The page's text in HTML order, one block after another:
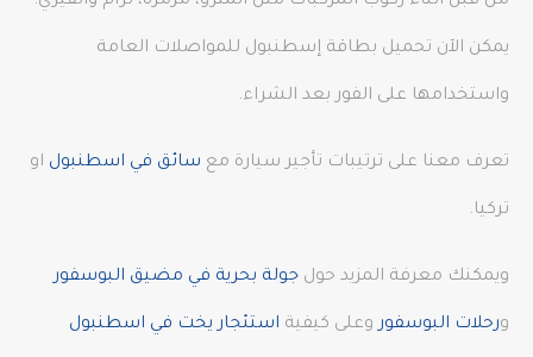
يمكن الآن تحميل بطاقة إسطنبول للمواصلات العامة
واستخدامها على الفور بعد الشراء.
تعرف معنا على ترتيبات تأجير سيارة مع سائق في اسطنبول او
تركيا.
ويمكنك معرفة المزيد حول جولة بحرية في مضيق البوسفور
ورحلات البوسفوروعلى كيفية استئجار يخت في اسطنبول